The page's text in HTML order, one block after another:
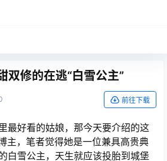
双修的在逃“白雪公主”
前往下载
最好看的姑娘，那今天要介绍的这
主，笔者觉得她是一位兼具高贵典
白雪公主，天生就应该投胎到城堡